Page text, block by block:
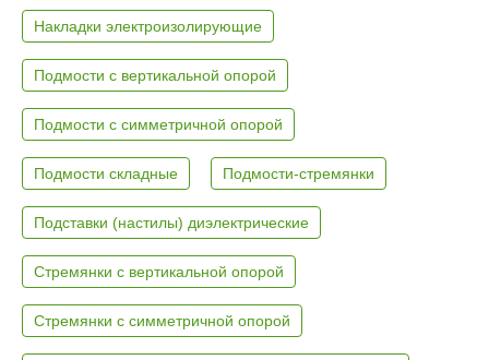
Накладки электроизолирующие
Подмости с вертикальной опорой
Подмости с симметричной опорой
Подмости складные Подмости-стремянки
Подставки (настилы) диэлектрические
Стремянки с вертикальной опорой
Стремянки с симметричной опорой